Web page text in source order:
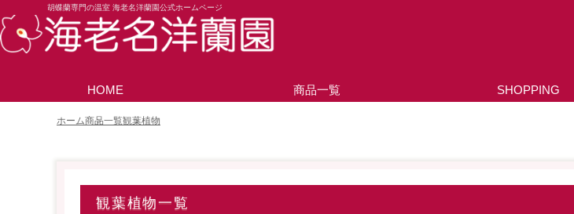
胡蝶蘭専門の温室 海老名洋蘭園公式ホームページ
HOME 商品一覧 SHOPPING
ホーム商品一覧観葉植物
観葉植物一覧